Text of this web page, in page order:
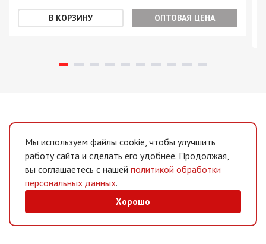
ОПТОВАЯ ЦЕНА
Мы используем файлы cookie, чтобы улучшить
работу сайта и сделать его удобнее. Продолжая,
вы соглашаетесь с нашей политикой обработки
персональных данных.
Хорошо